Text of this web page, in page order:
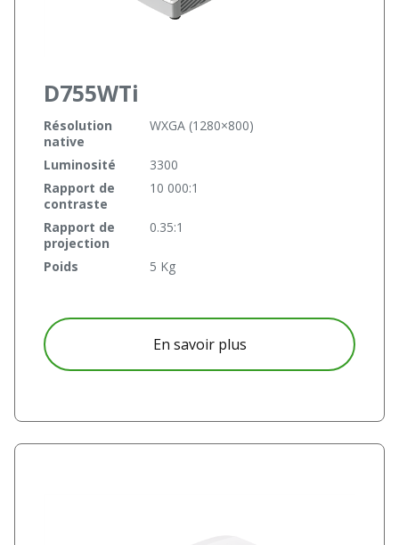
D755WTi
Résolution
native
WXGA (1280×800)
Luminosité
3300
Rapport de
contraste
10 000:1
Rapport de
projection
0.35:1
Poids 5 Kg
En savoir plusà propos D755WTi